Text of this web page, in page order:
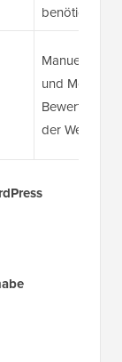
benötigen
Manuelles
und
Bewertungen
der Website